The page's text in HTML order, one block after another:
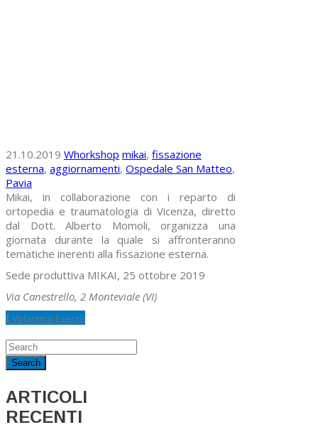
21.10.2019 Whorkshop mikai, fissazione
esterna, aggiornamenti, Ospedale San Matteo,
Pavia
Mikai, in collaborazione con i reparto di
ortopedia e traumatologia di Vicenza, diretto
dal Dott. Alberto Momoli, organizza una
giornata durante la quale si affronteranno
tematiche inerenti alla fissazione esterna.
Sede produttiva MIKAI, 25 ottobre 2019
Via Canestrello, 2 Monteviale (VI)
Volantino Evento
ARTICOLI
RECENTI